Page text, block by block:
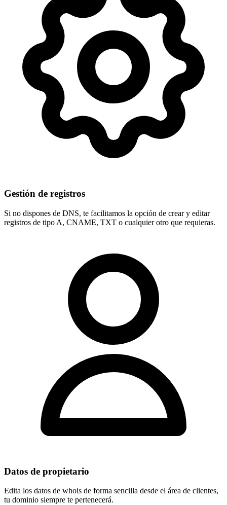
Gestión de registros
Si no dispones de DNS, te facilitamos la opción de crear y editar
registros de tipo A, CNAME, TXT o cualquier otro que requieras.
Datos de propietario
Edita los datos de whois de forma sencilla desde el área de clientes,
tu dominio siempre te pertenecerá.